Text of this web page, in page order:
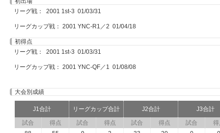
リーグ戦： 2001 1st-3 01/03/31
リーグカップ戦： 2001 YNC-R1／2 01/04/18
初得点
リーグ戦： 2001 1st-3 01/03/31
リーグカップ戦： 2001 YNC-QF／1 01/08/08
大会別成績
J1合計 リーグカップ合計 J2合計
J3合計
試合
得点 試合 得点 試合 得点 試合
得